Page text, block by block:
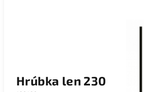
Hrúbka len 230